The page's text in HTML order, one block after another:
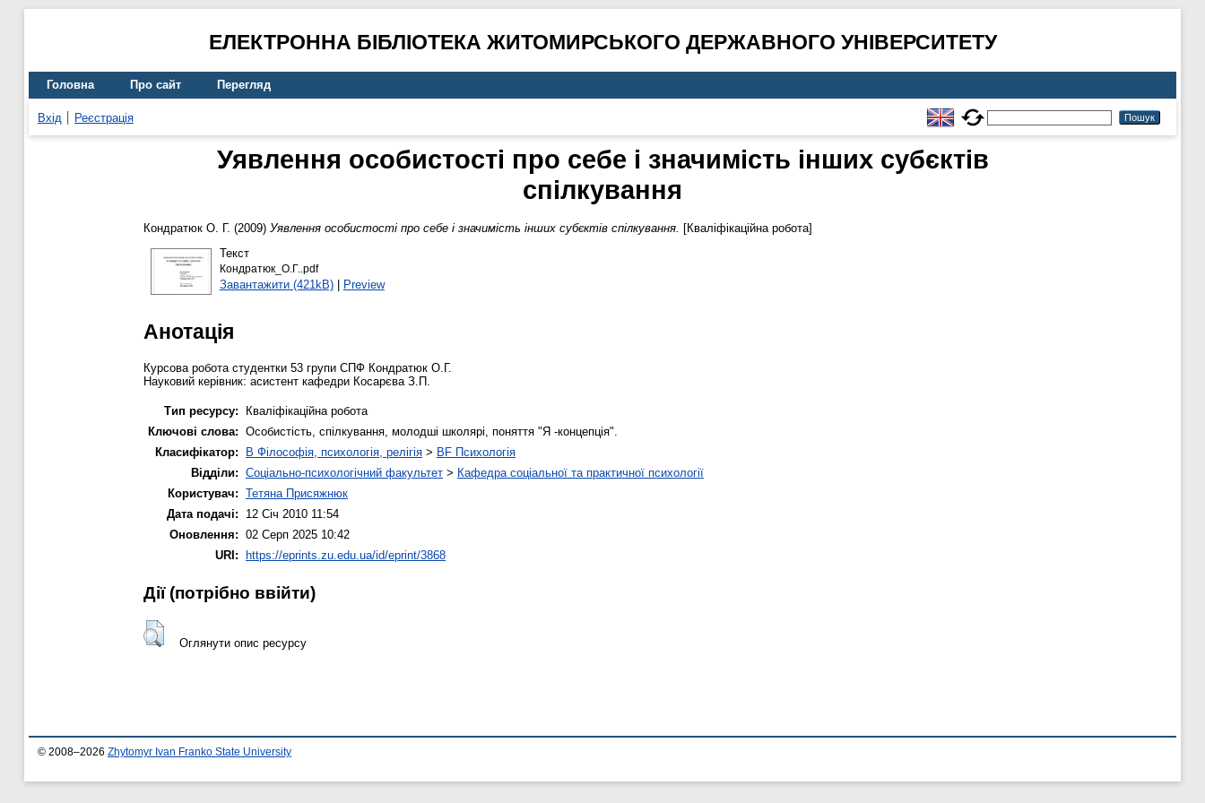
ЕЛЕКТРОННА БІБЛІОТЕКА ЖИТОМИРСЬКОГО ДЕРЖАВНОГО УНІВЕРСИТЕТУ
Головна Про сайт Перегляд
Вхід Реєстрація
Уявлення особистості про себе і значимість інших субєктів
спілкування
Кондратюк О. Г. (2009) Уявлення особистості про себе і значимість інших субєктів спілкування. [Кваліфікаційна робота]
Текст
Кондратюк_О.Г..pdf
Завантажити (421kB)| Preview
Анотація
Курсова робота студентки 53 групи СПФ Кондратюк О.Г.
Науковий керівник: асистент кафедри Косарєва З.П.
Тип ресурсу:
Кваліфікаційна робота
Ключові слова: Особистість, спілкування, молодші школярі, поняття "Я -концепція".
Класифікатор:
B Філософія, психологія, релігія > BF Психологія
Відділи: Соціально-психологічний факультет > Кафедра соціальної та практичної психології
Користувач: Тетяна Присяжнюк
Дата подачі:
12 Січ 2010 11:54
Оновлення: 02 Серп 2025 10:42
URI: https://eprints.zu.edu.ua/id/eprint/3868
Дії ​​(потрібно ввійти)
Оглянути опис ресурсу
© 2008–2026 Zhytomyr Ivan Franko State University